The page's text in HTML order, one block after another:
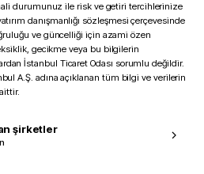
durumunuz ile risk ve getiri tercihlerinize
danışmanlığı sözleşmesi çerçevesinde
ve güncelliği için azami özen
gecikme veya bu bilgilerin
İstanbul Ticaret Odası sorumlu değildir.
A.Ş. adına açıklanan tüm bilgi ve verilerin
şirketler